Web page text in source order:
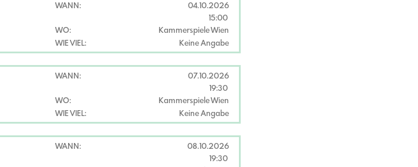
WANN:
04.10.2026
15:00
WO:
Kammerspiele Wien
WIE VIEL:
Keine Angabe
WANN:
07.10.2026
19:30
WO:
Kammerspiele Wien
WIE VIEL:
Keine Angabe
WANN:
08.10.2026
19:30